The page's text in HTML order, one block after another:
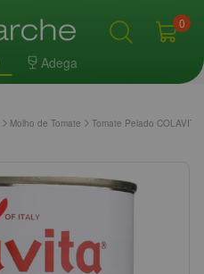
Adega
0
Molho de Tomate Tomate Pelado COLAVITA